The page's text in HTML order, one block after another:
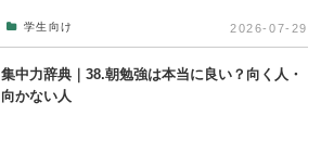
学生向け 2026-07-29
集中力辞典｜38.朝勉強は本当に良い？向く人・
向かない人